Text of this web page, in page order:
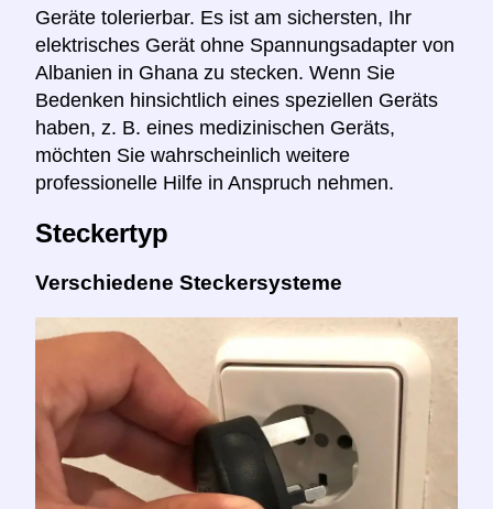
Geräte tolerierbar. Es ist am sichersten, Ihr
elektrisches Gerät ohne Spannungsadapter von
Albanien in Ghana zu stecken. Wenn Sie
Bedenken hinsichtlich eines speziellen Geräts
haben, z. B. eines medizinischen Geräts,
möchten Sie wahrscheinlich weitere
professionelle Hilfe in Anspruch nehmen.
Steckertyp
Verschiedene Steckersysteme